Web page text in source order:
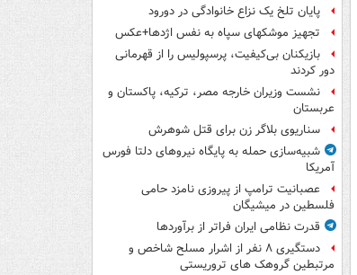
پایان تلخ یک نزاع خانوادگی در دورود
تجهیز موشکهای سپاه به نفس اژدها+عکس
بازیکنان بی‌کیفیت، پرسپولیس را از قهرمانی
دور کردند
نشست وزیران خارجه مصر، ترکیه، پاکستان و
عربستان
سناریوی بلاگر زن برای قتل شوهرش
شبیه‌سازی حمله به پایگاه نیروهای دلتا فورس
آمریکا
عصبانیت ترامپ از پیروزی نامزد حامی
فلسطین در میشیگان
قدرت نظامی ایران فراتر از برآوردها
دستگیری ۸ نفر از اشرار مسلح شاخص و
مرتبطین گروهک های تروریستی